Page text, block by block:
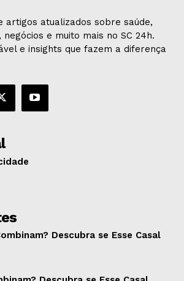
artigos atualizados sobre saúde,
e muito mais no SC 24h.
e insights que fazem a diferença
Descubra se Esse Casal